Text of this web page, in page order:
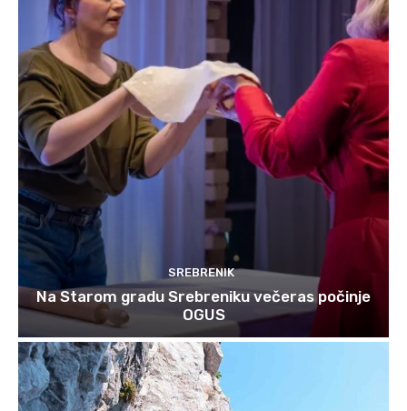
SREBRENIK
Na Starom gradu Srebreniku večeras počinje
OGUS